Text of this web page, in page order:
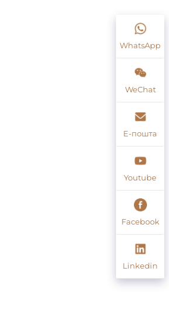
WhatsApp
WeChat
Е-пошта
Youtube
Facebook
Linkedin